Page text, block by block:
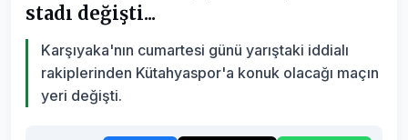
stadı değişti...
Karşıyaka'nın cumartesi günü yarıştaki iddialı
rakiplerinden Kütahyaspor'a konuk olacağı maçın
yeri değişti.